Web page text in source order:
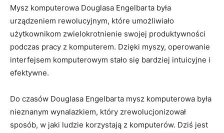
Mysz komputerowa ⁤Douglasa Engelbarta ‌była
urządzeniem rewolucyjnym, które⁤ umożliwiało
użytkownikom zwielokrotnienie swojej produktywności
podczas pracy ⁢z‍ komputerem. Dzięki myszy, operowanie
interfejsem komputerowym stało się bardziej intuicyjne⁢ i
efektywne.
Do czasów Douglasa Engelbarta mysz komputerowa była
nieznanym wynalazkiem, który zrewolucjonizował
sposób, w jaki ludzie korzystają z komputerów. Dziś⁢ jest